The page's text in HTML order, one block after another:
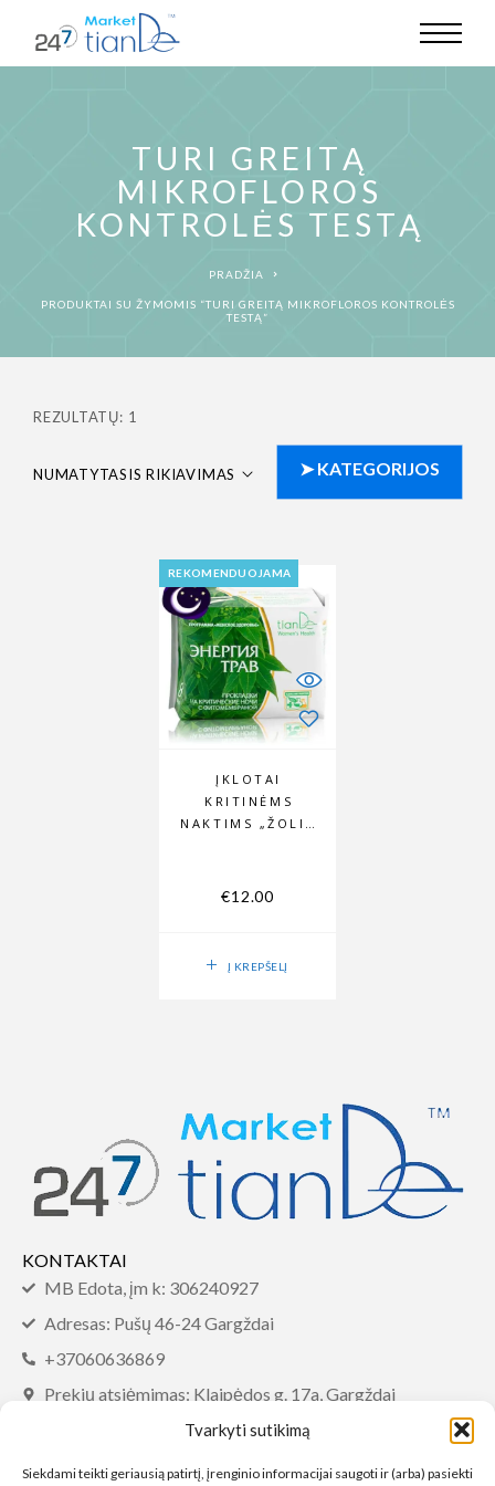
Tvarkyti sutikimą
Siekdami teikti geriausią patirtį, įrenginio informacijai saugoti ir (arba) pasiekti
TURI GREITĄ
MIKROFLOROS
KONTROLĖS TESTĄ
PRADŽIA
PRODUKTAI SU ŽYMOMIS “TURI GREITĄ MIKROFLOROS KONTROLĖS
TESTĄ”
REZULTATŲ: 1
NUMATYTASIS RIKIAVIMAS
REKOMENDUOJAMA
Į KREPŠELĮ
ĮKLOTAI
KRITINĖMS
NAKTIMS „ŽOLIŲ
€12.00
KONTAKTAI
MB Edota, įm k: 306240927
Adresas: Pušų 46-24 Gargždai
+37060636869
Prekių atsiėmimas: Klaipėdos g. 17a, Gargždai
info@tiandemarket.com
INFORMACIJA